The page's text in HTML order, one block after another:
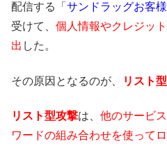
配信する「 サンドラッグお客
受けて、 個人情報やクレジッ
出 した。
その原因となるのが、 リスト
リスト型攻撃は、 他のサービ
ワードの組み合わせを使って